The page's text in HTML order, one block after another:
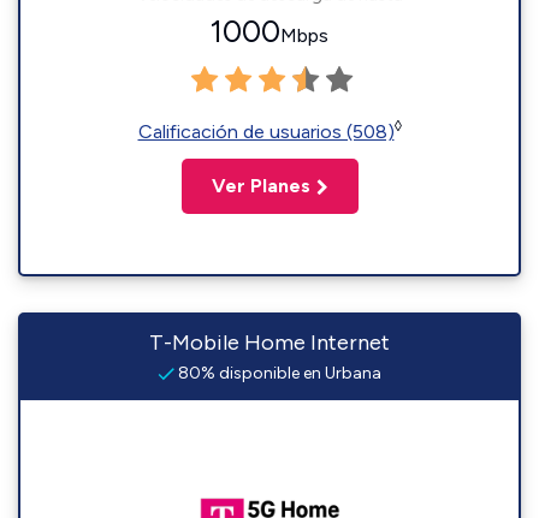
1000Mbps
Calificación de usuarios (508)◊
Ver Planes
T-Mobile Home Internet
80% disponible en Urbana